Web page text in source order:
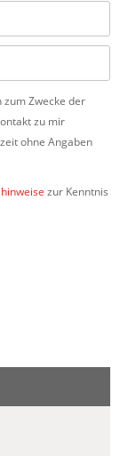
zum Zwecke der
zu mir
ohne Angaben
zur Kenntnis